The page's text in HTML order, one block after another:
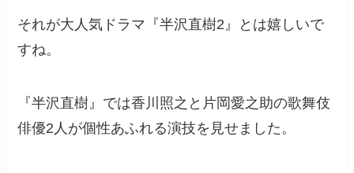
それが大人気ドラマ『半沢直樹2』とは嬉しいで
すね。
『半沢直樹』では香川照之と片岡愛之助の歌舞伎
俳優2人が個性あふれる演技を見せました。